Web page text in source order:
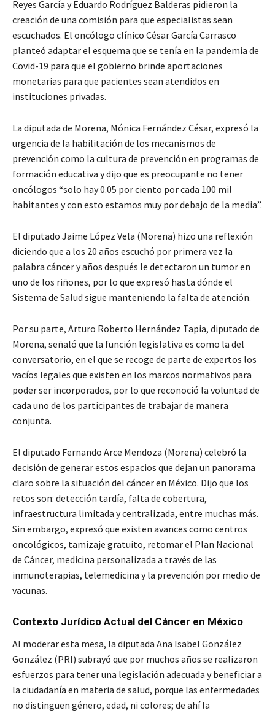
Reyes García y Eduardo Rodríguez Balderas pidieron la
creación de una comisión para que especialistas sean
escuchados. El oncólogo clínico César García Carrasco
planteó adaptar el esquema que se tenía en la pandemia de
Covid-19 para que el gobierno brinde aportaciones
monetarias para que pacientes sean atendidos en
instituciones privadas.
La diputada de Morena, Mónica Fernández César, expresó la
urgencia de la habilitación de los mecanismos de
prevención como la cultura de prevención en programas de
formación educativa y dijo que es preocupante no tener
oncólogos “solo hay 0.05 por ciento por cada 100 mil
habitantes y con esto estamos muy por debajo de la media”.
El diputado Jaime López Vela (Morena) hizo una reflexión
diciendo que a los 20 años escuchó por primera vez la
palabra cáncer y años después le detectaron un tumor en
uno de los riñones, por lo que expresó hasta dónde el
Sistema de Salud sigue manteniendo la falta de atención.
Por su parte, Arturo Roberto Hernández Tapia, diputado de
Morena, señaló que la función legislativa es como la del
conversatorio, en el que se recoge de parte de expertos los
vacíos legales que existen en los marcos normativos para
poder ser incorporados, por lo que reconoció la voluntad de
cada uno de los participantes de trabajar de manera
conjunta.
El diputado Fernando Arce Mendoza (Morena) celebró la
decisión de generar estos espacios que dejan un panorama
claro sobre la situación del cáncer en México. Dijo que los
retos son: detección tardía, falta de cobertura,
infraestructura limitada y centralizada, entre muchas más.
Sin embargo, expresó que existen avances como centros
oncológicos, tamizaje gratuito, retomar el Plan Nacional
de Cáncer, medicina personalizada a través de las
inmunoterapias, telemedicina y la prevención por medio de
vacunas.
Contexto Jurídico Actual del Cáncer en México
Al moderar esta mesa, la diputada Ana Isabel González
González (PRI) subrayó que por muchos años se realizaron
esfuerzos para tener una legislación adecuada y beneficiar a
la ciudadanía en materia de salud, porque las enfermedades
no distinguen género, edad, ni colores; de ahí la